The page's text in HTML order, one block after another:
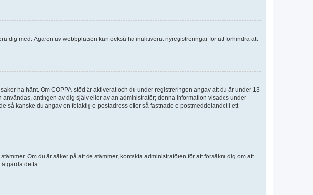
dig med. Ägaren av webbplatsen kan också ha inaktiverat nyregistreringar för att förhindra att
ha hänt. Om COPPA-stöd är aktiverat och du under registreringen angav att du är under 13
antingen av dig själv eller av an administratör; denna information visades under
så kanske du angav en felaktig e-postadress eller så fastnade e-postmeddelandet i ett
Om du är säker på att de stämmer, kontakta administratören för att försäkra dig om att
detta.